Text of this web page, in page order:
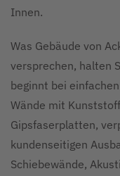
Innen.
Was Gebäude von
versprechen, halten
beginnt bei
Wände mit
Gipsfaserplatten,
kundenseitigen
Schiebewände,